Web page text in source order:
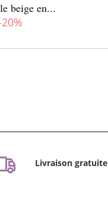
beige en...
Livraison gratuite